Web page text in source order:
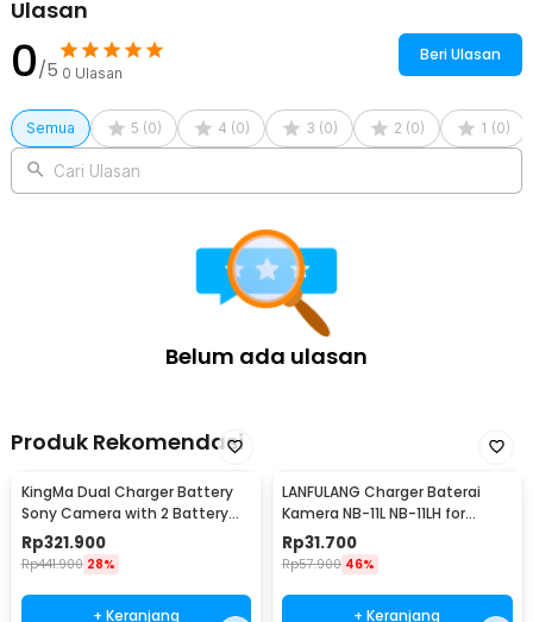
Ulasan
0/5 0 Ulasan
Beri Ulasan
Semua 5 (0) 4 (0) 3 (0) 2 (0) 1 (0)
Cari Ulasan
Belum ada ulasan
Produk Rekomendasi
KingMa Dual Charger Battery
Sony Camera with 2 Battery
1080mAh 7.4 V - KM-FW50
Rp321.900
Rp441.900 28%
+ Keranjang
LANFULANG Charger Baterai
Kamera NB-11L NB-11LH for
Canon IXUS IXY - LF1
Rp31.700
Rp57.900 46%
+ Keranjang